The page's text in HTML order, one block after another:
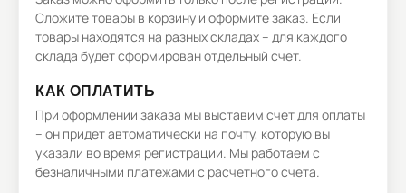
Сложите товары в корзину и оформите заказ. Если
товары находятся на разных складах – для каждого
склада будет сформирован отдельный счет.
КАК ОПЛАТИТЬ
При оформлении заказа мы выставим счет для оплаты
– он придет автоматически на почту, которую вы
указали во время регистрации. Мы работаем с
безналичными платежами с расчетного счета.